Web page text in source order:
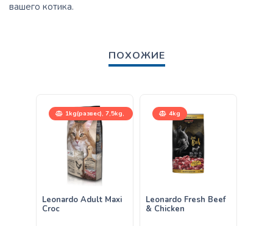
вашего котика.
ПОХОЖИЕ
1kg(развес), 7,5kg,
15kg
Leonardo Adult Maxi
Croc
4kg
Leonardo Fresh Beef
& Chicken